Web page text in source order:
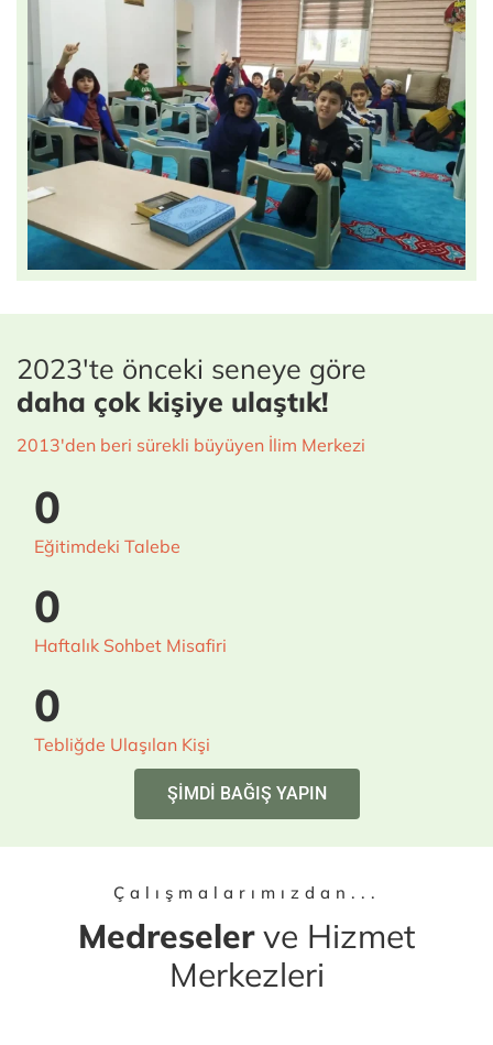
2023'te önceki seneye göre
daha çok kişiye ulaştık!
2013'den beri sürekli büyüyen İlim Merkezi
0
Eğitimdeki Talebe
0
Haftalık Sohbet Misafiri
0
Tebliğde Ulaşılan Kişi
ŞİMDİ BAĞIŞ YAPIN
Çalışmalarımızdan...
Medreselerve Hizmet
Merkezleri